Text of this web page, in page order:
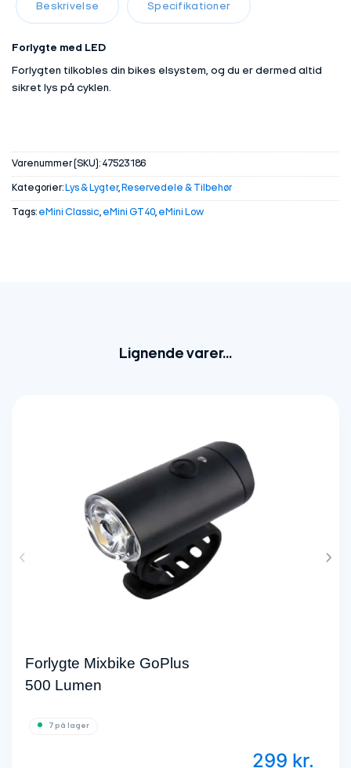
Beskrivelse Specifikationer
Forlygte med LED
Forlygten tilkobles din bikes elsystem, og du er dermed altid
sikret lys på cyklen.
Varenummer (SKU): 47523186
Kategorier: Lys & Lygter, Reservedele & Tilbehør
Tags: eMini Classic, eMini GT40, eMini Low
Lignende varer...
Forlygte Sigma Buster
300 Lumen
5 på lager